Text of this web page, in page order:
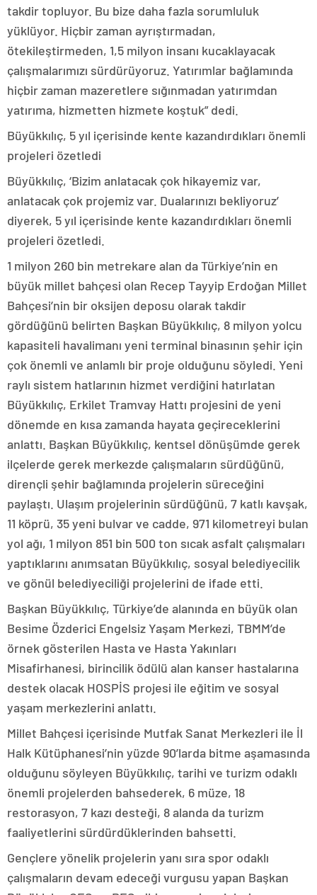
takdir topluyor. Bu bize daha fazla sorumluluk
yüklüyor. Hiçbir zaman ayrıştırmadan,
ötekileştirmeden, 1,5 milyon insanı kucaklayacak
çalışmalarımızı sürdürüyoruz. Yatırımlar bağlamında
hiçbir zaman mazeretlere sığınmadan yatırımdan
yatırıma, hizmetten hizmete koştuk” dedi.
Büyükkılıç, 5 yıl içerisinde kente kazandırdıkları önemli
projeleri özetledi
Büyükkılıç, ‘Bizim anlatacak çok hikayemiz var,
anlatacak çok projemiz var. Dualarınızı bekliyoruz’
diyerek, 5 yıl içerisinde kente kazandırdıkları önemli
projeleri özetledi.
1 milyon 260 bin metrekare alan da Türkiye’nin en
büyük millet bahçesi olan Recep Tayyip Erdoğan Millet
Bahçesi’nin bir oksijen deposu olarak takdir
gördüğünü belirten Başkan Büyükkılıç, 8 milyon yolcu
kapasiteli havalimanı yeni terminal binasının şehir için
çok önemli ve anlamlı bir proje olduğunu söyledi. Yeni
raylı sistem hatlarının hizmet verdiğini hatırlatan
Büyükkılıç, Erkilet Tramvay Hattı projesini de yeni
dönemde en kısa zamanda hayata geçireceklerini
anlattı. Başkan Büyükkılıç, kentsel dönüşümde gerek
ilçelerde gerek merkezde çalışmaların sürdüğünü,
dirençli şehir bağlamında projelerin süreceğini
paylaştı. Ulaşım projelerinin sürdüğünü, 7 katlı kavşak,
11 köprü, 35 yeni bulvar ve cadde, 971 kilometreyi bulan
yol ağı, 1 milyon 851 bin 500 ton sıcak asfalt çalışmaları
yaptıklarını anımsatan Büyükkılıç, sosyal belediyecilik
ve gönül belediyeciliği projelerini de ifade etti.
Başkan Büyükkılıç, Türkiye’de alanında en büyük olan
Besime Özderici Engelsiz Yaşam Merkezi, TBMM’de
örnek gösterilen Hasta ve Hasta Yakınları
Misafirhanesi, birincilik ödülü alan kanser hastalarına
destek olacak HOSPİS projesi ile eğitim ve sosyal
yaşam merkezlerini anlattı.
Millet Bahçesi içerisinde Mutfak Sanat Merkezleri ile İl
Halk Kütüphanesi’nin yüzde 90’larda bitme aşamasında
olduğunu söyleyen Büyükkılıç, tarihi ve turizm odaklı
önemli projelerden bahsederek, 6 müze, 18
restorasyon, 7 kazı desteği, 8 alanda da turizm
faaliyetlerini sürdürdüklerinden bahsetti.
Gençlere yönelik projelerin yanı sıra spor odaklı
çalışmaların devam edeceği vurgusu yapan Başkan